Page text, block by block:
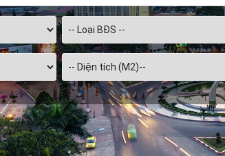
Chọn
diện
tích
m2